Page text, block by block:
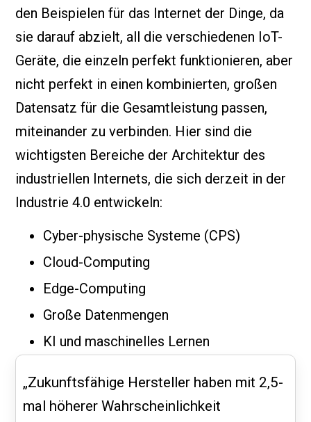
den Beispielen für das Internet der Dinge, da
sie darauf abzielt, all die verschiedenen IoT-
Geräte, die einzeln perfekt funktionieren, aber
nicht perfekt in einen kombinierten, großen
Datensatz für die Gesamtleistung passen,
miteinander zu verbinden. Hier sind die
wichtigsten Bereiche der Architektur des
industriellen Internets, die sich derzeit in der
Industrie 4.0 entwickeln:
Cyber-physische Systeme (CPS)
Cloud-Computing
Edge-Computing
Große Datenmengen
KI und maschinelles Lernen
„Zukunftsfähige Hersteller haben mit 2,5-
mal höherer Wahrscheinlichkeit